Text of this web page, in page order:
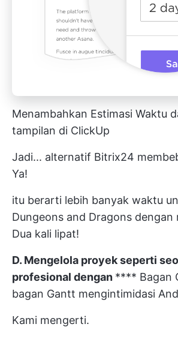
Menambahkan Estimasi Waktu
tampilan di ClickUp
Jadi... alternatif Bitrix24
Ya!
itu berarti lebih banyak waktu
Dungeons and Dragons dengan
Dua kali lipat!
D. Mengelola proyekseperti
profesional dengan **** Bagan
bagan Gantt mengintimidasi
Kami mengerti.